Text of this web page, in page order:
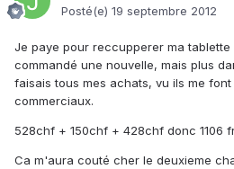
Posté(e) 19 septembre 2012
Je paye pour reccupperer ma
commandé une nouvelle, mais plus
faisais tous mes achats, vu ils me
commerciaux.
528chf + 150chf + 428chf donc 1106
Ca m'aura couté cher le deuxieme